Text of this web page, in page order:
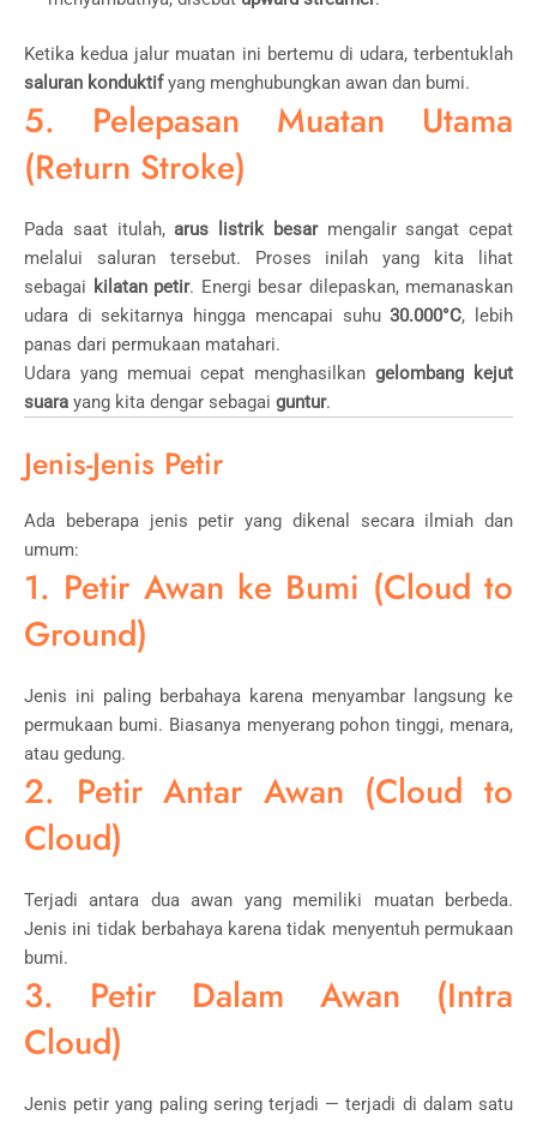
Ketika kedua jalur muatan ini bertemu di udara, terbentuklah
saluran konduktifyang menghubungkan awan dan bumi.
5. Pelepasan Muatan Utama
(Return Stroke)
Pada saat itulah,arus listrik besarmengalir sangat cepat
melalui saluran tersebut. Proses inilah yang kita lihat
sebagai kilatan petir. Energi besar dilepaskan, memanaskan
udara di sekitarnya hingga mencapai suhu30.000°C, lebih
panas dari permukaan matahari.
Udara yang memuai cepat menghasilkangelombang kejut
suara yang kita dengar sebagai guntur.
Jenis-Jenis Petir
Ada beberapa jenis petir yang dikenal secara ilmiah dan
umum:
1. Petir Awan ke Bumi (Cloud to
Ground)
Jenis ini paling berbahaya karena menyambar langsung ke
permukaan bumi. Biasanya menyerang pohon tinggi, menara,
atau gedung.
2. Petir Antar Awan (Cloud to
Cloud)
Terjadi antara dua awan yang memiliki muatan berbeda.
Jenis ini tidak berbahaya karena tidak menyentuh permukaan
bumi.
3. Petir Dalam Awan (Intra
Cloud)
Jenis petir yang paling sering terjadi — terjadi di dalam satu